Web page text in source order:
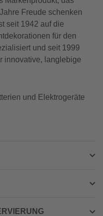
Freude schenken
seit 1942 auf die
für den
und seit 1999
innovative, langlebige
und Elektrogeräte